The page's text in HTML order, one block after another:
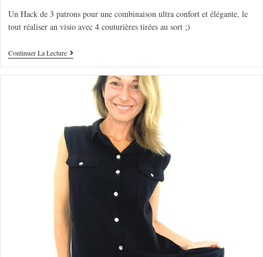
Un Hack de 3 patrons pour une combinaison ultra confort et élégante, le
tout réaliser an visio avec 4 couturières tirées au sort ;)
Continuer La Lecture